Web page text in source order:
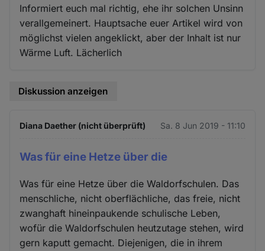
Informiert euch mal richtig, ehe ihr solchen Unsinn
verallgemeinert. Hauptsache euer Artikel wird von
möglichst vielen angeklickt, aber der Inhalt ist nur
Wärme Luft. Lächerlich
Diskussion anzeigen
Diana Daether (nicht überprüft) Sa. 8 Jun 2019 - 11:10
Was für eine Hetze über die
Was für eine Hetze über die Waldorfschulen. Das
menschliche, nicht oberflächliche, das freie, nicht
zwanghaft hineinpaukende schulische Leben,
wofür die Waldorfschulen heutzutage stehen, wird
gern kaputt gemacht. Diejenigen, die in ihrem